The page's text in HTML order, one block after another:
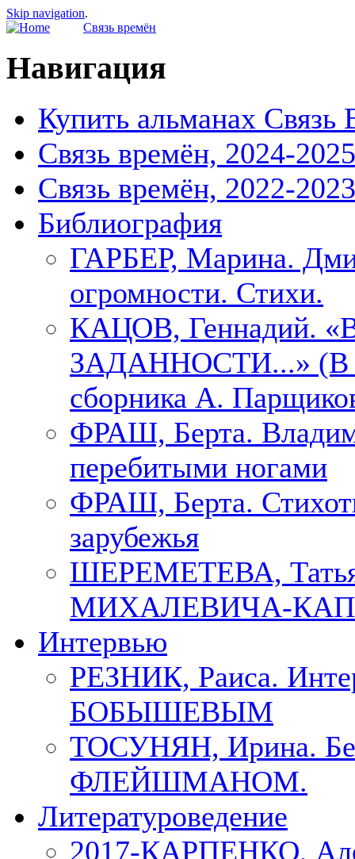
Skip navigation.
Связь времён
Навигация
Купить альманах Связь
Связь времён, 2024-2025
Связь времён, 2022-2023
Библиография
ГАРБЕР, Марина.
огромности. Стихи.
КАЦОВ, Геннадий.
ЗАДАННОСТИ...» (В
сборника А.
ФРАШ, Берта.
перебитыми ногами
ФРАШ, Берта.
зарубежья
ШЕРЕМЕТЕВА,
МИХАЛЕВИЧА-
Интервью
РЕЗНИК, Раиса.
БОБЫШЕВЫМ
ТОСУНЯН, Ирина.
ФЛЕЙШМАНОМ.
Литературоведение
2017-КАРПЕНКО,